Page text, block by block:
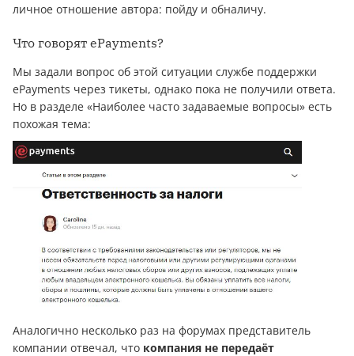
личное отношение автора: пойду и обналичу.
Что говорят ePayments?
Мы задали вопрос об этой ситуации службе поддержки
ePayments через тикеты, однако пока не получили ответа.
Но в разделе «Наиболее часто задаваемые вопросы» есть
похожая тема:
Аналогично несколько раз на форумах представитель
компании отвечал, что компания не передаёт